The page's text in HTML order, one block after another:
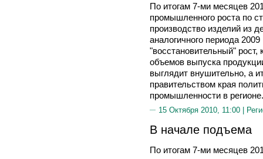
По итогам 7-ми месяцев
промышленного роста по
производство изделий из
аналогичного периода
"восстановительный" рост,
объемов выпуска
выглядит внушительно, а
правительством края
промышленности в регионе.
15 Октября 2010, 11:00 |
В начале подъема
По итогам 7-ми месяцев